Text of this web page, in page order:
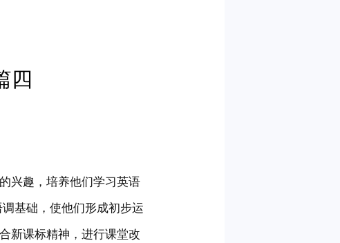
四
兴趣，培养他们学习英语
基础，使他们形成初步运
新课标精神，进行课堂改